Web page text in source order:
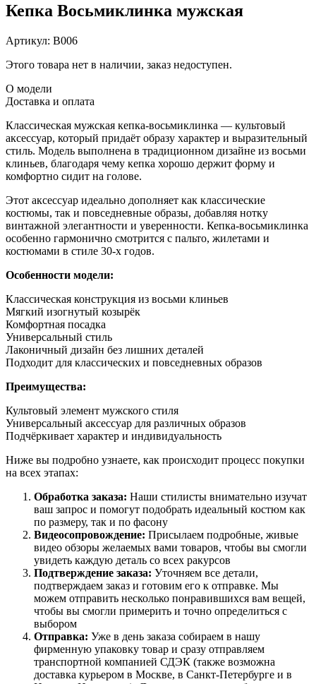
Кепка Восьмиклинка мужская
Артикул: В006
Этого товара нет в наличии, заказ недоступен.
О модели
Доставка и оплата
Классическая мужская кепка-восьмиклинка — культовый
аксессуар, который придаёт образу характер и выразительный
стиль. Модель выполнена в традиционном дизайне из восьми
клиньев, благодаря чему кепка хорошо держит форму и
комфортно сидит на голове.
Этот аксессуар идеально дополняет как классические
костюмы, так и повседневные образы, добавляя нотку
винтажной элегантности и уверенности. Кепка-восьмиклинка
особенно гармонично смотрится с пальто, жилетами и
костюмами в стиле 30-х годов.
Особенности модели:
Классическая конструкция из восьми клиньев
Мягкий изогнутый козырёк
Комфортная посадка
Универсальный стиль
Лаконичный дизайн без лишних деталей
Подходит для классических и повседневных образов
Преимущества:
Культовый элемент мужского стиля
Универсальный аксессуар для различных образов
Подчёркивает характер и индивидуальность
Ниже вы подробно узнаете, как происходит процесс покупки
на всех этапах:
Обработка заказа: Наши стилисты внимательно изучат
ваш запрос и помогут подобрать идеальный костюм как
по размеру, так и по фасону
Видеосопровождение: Присылаем подробные, живые
видео обзоры желаемых вами товаров, чтобы вы смогли
увидеть каждую деталь со всех ракурсов
Подтверждение заказа: Уточняем все детали,
подтверждаем заказ и готовим его к отправке. Мы
можем отправить несколько понравившихся вам вещей,
чтобы вы смогли примерить и точно определиться с
выбором
Отправка: Уже в день заказа собираем в нашу
фирменную упаковку товар и сразу отправляем
транспортной компанией СДЭК (также возможна
доставка курьером в Москве, в Санкт-Петербурге и в